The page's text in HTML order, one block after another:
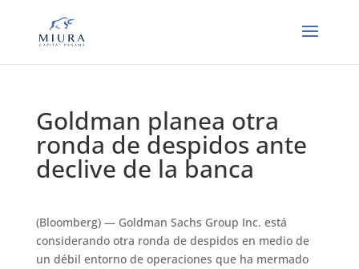
Goldman planea otra
ronda de despidos ante
declive de la banca
(Bloomberg) — Goldman Sachs Group Inc. está
considerando otra ronda de despidos en medio de
un débil entorno de operaciones que ha mermado